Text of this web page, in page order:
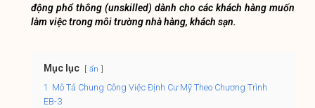
động phổ thông (unskilled) dành cho các khách hàng muốn
làm việc trong môi trường nhà hàng, khách sạn.
Mục lục ẩn
1 Mô Tả Chung Công Việc Định Cư Mỹ Theo Chương Trình
EB-3